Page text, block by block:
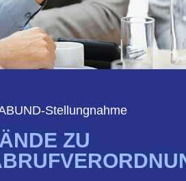
Stellungnahme
ZU